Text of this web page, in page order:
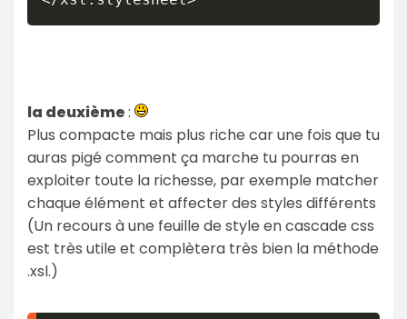
la deuxième:
Plus compacte mais plus riche car une fois que tu
auras pigé comment ça marche tu pourras en
exploiter toute la richesse, par exemple matcher
chaque élément et affecter des styles différents
(Un recours à une feuille de style en cascade css
est très utile et complètera très bien la méthode
.xsl.)